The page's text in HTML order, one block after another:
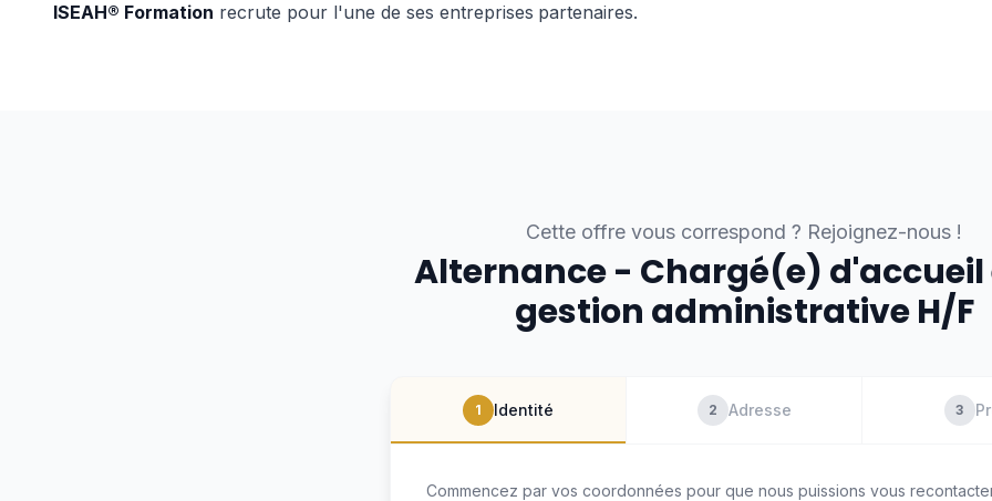
ISEAH® Formation recrute pour l'une de ses entreprises partenaires.
Cette offre vous correspond ? Rejoignez-nous !
Alternance - Chargé(e) d'accueil
gestion administrative H/F
1 Identité 2 Adresse 3
Commencez par vos coordonnées pour que nous puissions vous